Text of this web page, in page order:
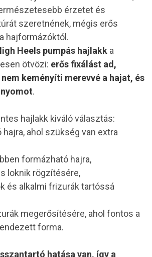
érzetet és
szeretnének, mégis erős
hajformázóktól.
Heels pumpás hajlakk a
ötvözi: erős fixálást ad,
keményíti merevvé a hajat, és
.
hajlakk kiváló választás:
hajra, ahol szükség van extra
formázható hajra,
loknik rögzítésére,
és alkalmi frizurák tartóssá
megerősítésére, ahol fontos a
forma.
hatása van, így a